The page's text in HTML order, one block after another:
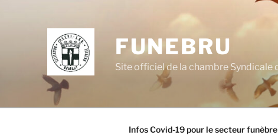
FUNEBRU
Site officiel de la chambre Syndicale
Infos Covid-19 pour le secteur funèbre